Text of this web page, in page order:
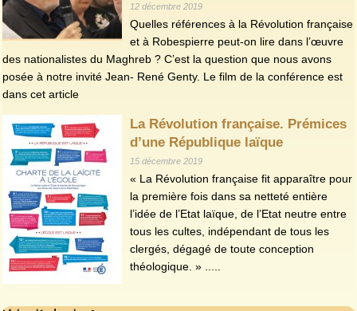
12 décembre 2019
Quelles références à la Révolution française
et à Robespierre peut-on lire dans l’œuvre
des nationalistes du Maghreb ? C’est la question que nous avons
posée à notre invité Jean- René Genty. Le film de la conférence est
dans cet article
La Révolution française. Prémices
d’une République laïque
15 décembre 2019
« La Révolution française fit apparaître pour
la première fois dans sa netteté entière
l’idée de l’Etat laïque, de l’Etat neutre entre
tous les cultes, indépendant de tous les
clergés, dégagé de toute conception
théologique. » .....